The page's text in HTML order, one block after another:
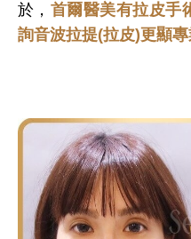
於， 首爾醫美有拉皮手
詢音波拉提(拉皮)更顯專